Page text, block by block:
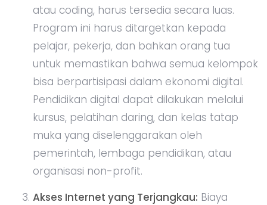
atau coding, harus tersedia secara luas.
Program ini harus ditargetkan kepada
pelajar, pekerja, dan bahkan orang tua
untuk memastikan bahwa semua kelompok
bisa berpartisipasi dalam ekonomi digital.
Pendidikan digital dapat dilakukan melalui
kursus, pelatihan daring, dan kelas tatap
muka yang diselenggarakan oleh
pemerintah, lembaga pendidikan, atau
organisasi non-profit.
Akses Internet yang Terjangkau: Biaya